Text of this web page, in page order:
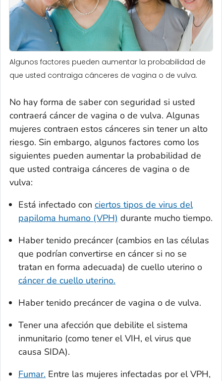
Algunos factores pueden aumentar la probabilidad de
que usted contraiga cánceres de vagina o de vulva.
No hay forma de saber con seguridad si usted
contraerá cáncer de vagina o de vulva. Algunas
mujeres contraen estos cánceres sin tener un alto
riesgo. Sin embargo, algunos factores como los
siguientes pueden aumentar la probabilidad de
que usted contraiga cánceres de vagina o de
vulva:
Está infectado con ciertos tipos de virus del
papiloma humano (VPH) durante mucho tiempo.
Haber tenido precáncer (cambios en las células
que podrían convertirse en cáncer si no se
tratan en forma adecuada) de cuello uterino o
cáncer de cuello uterino.
Haber tenido precáncer de vagina o de vulva.
Tener una afección que debilite el sistema
inmunitario (como tener el VIH, el virus que
causa SIDA).
Fumar. Entre las mujeres infectadas por el VPH,